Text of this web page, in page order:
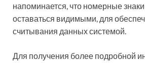
напоминается, что номерные
оставаться видимыми, для
считывания данных системой.
Для получения более подробной